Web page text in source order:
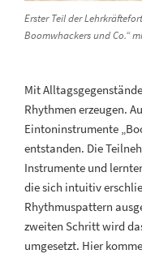
Erster Teil der
Boomwhackers und Co.“
Mit
Rhythmen erzeugen.
Eintoninstrumente
entstanden. Die
Instrumente und
die sich intuitiv
Rhythmuspattern
zweiten Schritt wird
umgesetzt. Hier